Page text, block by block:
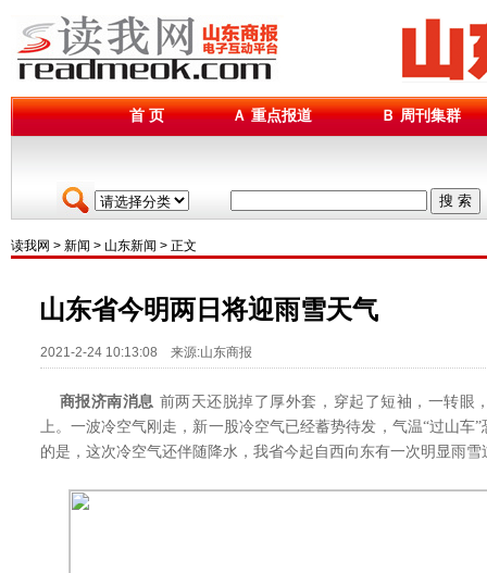
首 页 Ａ 重点报道 Ｂ 周刊集群
搜 索
读我网 > 新闻 > 山东新闻 > 正文
山东省今明两日将迎雨雪天气
2021-2-24 10:13:08 来源:山东商报
商报济南消息 前两天还脱掉了厚外套，穿起了短袖，一转眼
上。一波冷空气刚走，新一股冷空气已经蓄势待发，气温“过山车
的是，这次冷空气还伴随降水，我省今起自西向东有一次明显雨